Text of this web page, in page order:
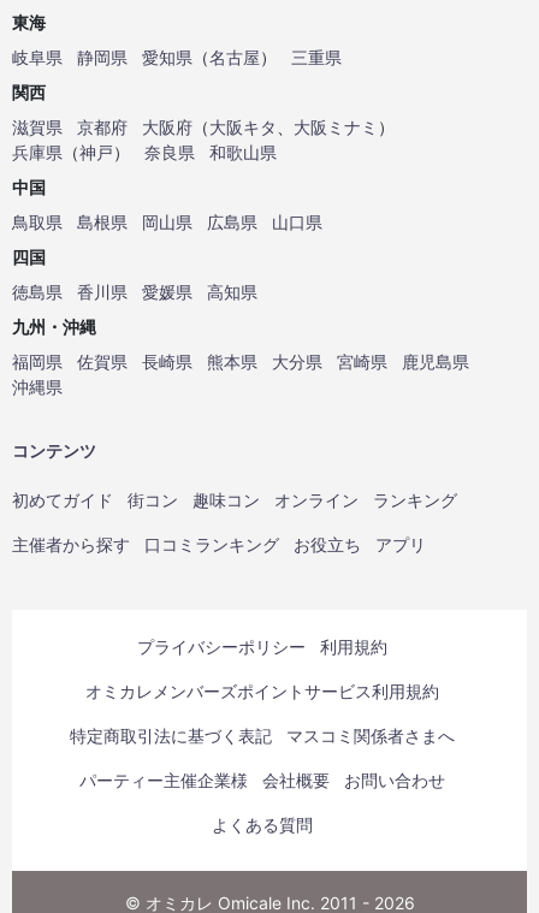
東海
岐阜県
静岡県 愛知県 （名古屋）
三重県
関西
滋賀県
京都府 大阪府 （大阪キタ 大阪ミナミ ）
兵庫県 （神戸） 奈良県
和歌山県
中国
鳥取県
島根県 岡山県 広島県
山口県
四国
徳島県
香川県 愛媛県
高知県
九州・沖縄
福岡県
佐賀県 長崎県 熊本県 大分県 宮崎県
鹿児島県
沖縄県
コンテンツ
初めてガイド 街コン 趣味コン オンライン ランキング
主催者から探す 口コミランキング お役立ち アプリ
プライバシーポリシー 利用規約
オミカレメンバーズポイントサービス利用規約
特定商取引法に基づく表記 マスコミ関係者さまへ
パーティー主催企業様 会社概要 お問い合わせ
よくある質問
© オミカレ Omicale Inc. 2011 - 2026